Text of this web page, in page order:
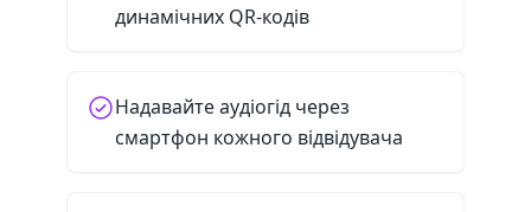
динамічних QR-кодів
Надавайте аудіогід через
смартфон кожного відвідувача